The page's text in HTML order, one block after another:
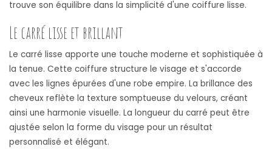
trouve son équilibre dans la simplicité d'une coiffure lisse.
Le carré lisse et brillant
Le carré lisse apporte une touche moderne et sophistiquée à
la tenue. Cette coiffure structure le visage et s'accorde
avec les lignes épurées d'une robe empire. La brillance des
cheveux reflète la texture somptueuse du velours, créant
ainsi une harmonie visuelle. La longueur du carré peut être
ajustée selon la forme du visage pour un résultat
personnalisé et élégant.